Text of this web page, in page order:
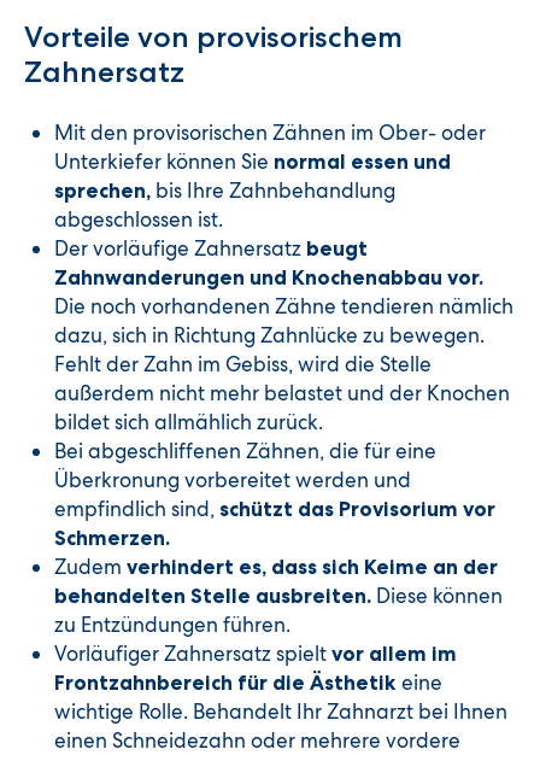
Vorteile von provisorischem
Zahnersatz
Mit den provisorischen Zähnen im Ober- oder
Unterkiefer können Sie normal essen und
sprechen, bis Ihre Zahnbehandlung
abgeschlossen ist.
Der vorläufige Zahnersatz beugt
Zahnwanderungen und Knochenabbau vor.
Die noch vorhandenen Zähne tendieren nämlich
dazu, sich in Richtung Zahnlücke zu bewegen.
Fehlt der Zahn im Gebiss, wird die Stelle
außerdem nicht mehr belastet und der Knochen
bildet sich allmählich zurück.
Bei abgeschliffenen Zähnen, die für eine
Überkronung vorbereitet werden und
empfindlich sind, schützt das Provisorium vor
Schmerzen.
Zudem verhindert es, dass sich Keime an der
behandelten Stelle ausbreiten. Diese können
zu Entzündungen führen.
Vorläufiger Zahnersatz spielt vor allem im
Frontzahnbereich für die Ästhetik eine
wichtige Rolle. Behandelt Ihr Zahnarzt bei Ihnen
einen Schneidezahn oder mehrere vordere